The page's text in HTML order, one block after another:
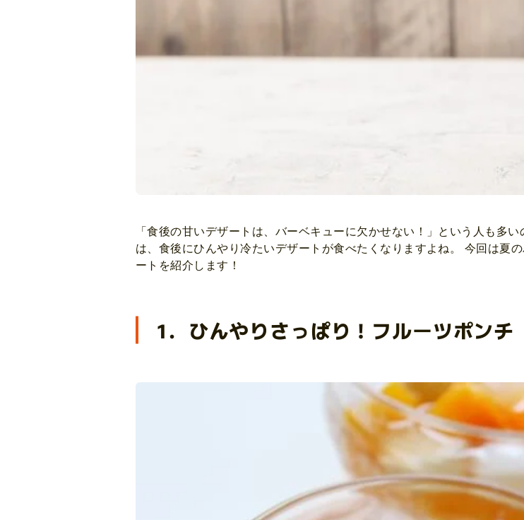
「食後の甘いデザートは、バーベキューに欠かせない！」という人も多
は、食後にひんやり冷たいデザートが食べたくなりますよね。 今回は夏
ートを紹介します！
1．ひんやりさっぱり！フルーツポンチ